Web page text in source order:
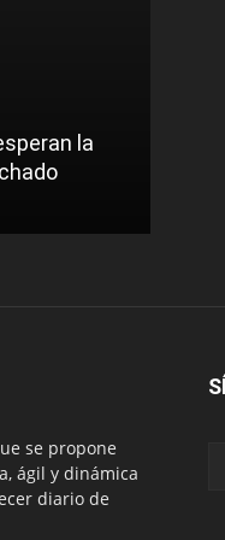
la
se propone
ágil y dinámica
diario de